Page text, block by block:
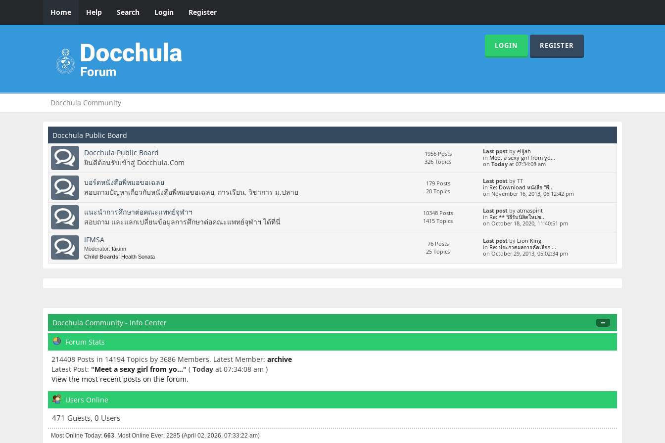
Home Help Search Login Register
LOGIN REGISTER
Docchula Community
Docchula Public Board
Docchula Public Board
ยินดีต้อนรับเข้าสู่ Docchula.Com
1956 Posts
326 Topics
Last post by elijah
in Meet a sexy girl from yo...
on Today at 07:34:08 am
บอร์ดหนังสือพี่หมอขอเฉลย
สอบถามปัญหาเกี่ยวกับหนังสือพี่หมอขอเฉลย, การเรียน, วิชาการ ม.ปลาย
179 Posts
20 Topics
Last post by TT
in Re: Download หนังสือ "พี...
on November 16, 2013, 06:12:42 pm
แนะนำการศึกษาต่อคณะแพทย์จุฬาฯ
สอบถาม และแลกเปลี่ยนข้อมูลการศึกษาต่อคณะแพทย์จุฬาฯ ได้ที่นี่
10348 Posts
1415 Topics
Last post by atmaspirit
in Re: ** วิธีรับนิสิตใหม่ข...
on October 18, 2020, 11:40:51 pm
IFMSA
Moderator: faiunn
Child Boards: Health Sonata
76 Posts
25 Topics
Last post by Lion King
in Re: ประกาศผลการคัดเลือก ...
on October 29, 2013, 05:02:34 pm
Docchula Community - Info Center
Forum Stats
214408 Posts in 14194 Topics by 3686 Members. Latest Member: archive
Latest Post: "Meet a sexy girl from yo..." ( Today at 07:34:08 am )
View the most recent posts on the forum.
Users Online
471 Guests, 0 Users
Most Online Today: 663. Most Online Ever: 2285 (April 02, 2026, 07:33:22 am)